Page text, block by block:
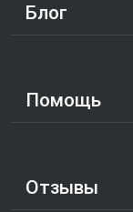
Блог
Помощь
Отзывы